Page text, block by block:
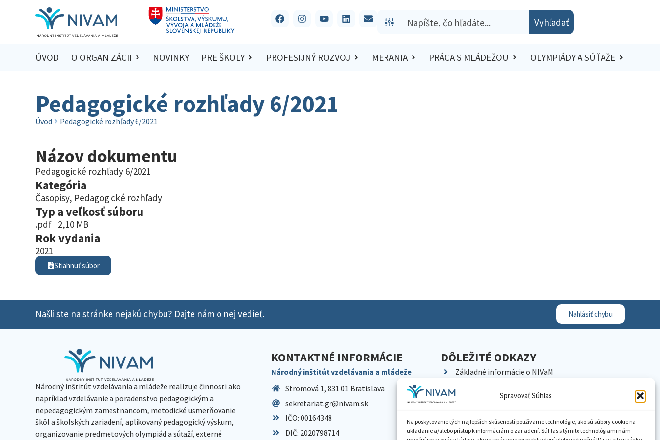
Spravovať Súhlas
Na poskytovanie tých najlepších skúseností používame technológie, ako sú súbory cookie na
ukladanie a/alebo prístup k informáciám o zariadení. Súhlas s týmito technológiami nám
Vyhľadať
ÚVOD O ORGANIZÁCII NOVINKY PRE ŠKOLY PROFESIJNÝ ROZVOJ MERANIA PRÁCA S MLÁDEŽOU OLYMPIÁDY A SÚŤAŽE
Pedagogické rozhľady 6/2021
Úvod Pedagogické rozhľady 6/2021
Názov dokumentu
Pedagogické rozhľady 6/2021
Kategória
Časopisy, Pedagogické rozhľady
Typ a veľkosť súboru
.pdf | 2,10 MB
Rok vydania
2021
Stiahnuť súbor
Našli ste na stránke nejakú chybu? Dajte nám o nej vedieť. Nahlásiť chybu
Národný inštitút vzdelávania a mládeže realizuje činnosti ako
napríklad vzdelávanie a poradenstvo pedagogickým a
nepedagogickým zamestnancom, metodické usmerňovanie
škôl a školských zariadení, aplikovaný pedagogický výskum,
organizovanie predmetových olympiád a súťaží, externé
KONTAKTNÉ INFORMÁCIE
Národný inštitút vzdelávania a mládeže
Stromová 1, 831 01 Bratislava
sekretariat.gr@nivam.sk
IČO: 00164348
DIČ: 2020798714
DÔLEŽITÉ ODKAZY
Základné informácie o NIVaM
Kariéra
Pracoviská NIVaM